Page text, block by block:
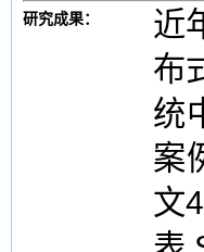
研究成果：
近
布
统
案
文